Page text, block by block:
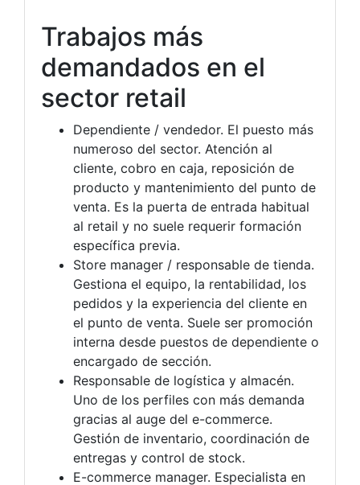
Trabajos más
demandados en el
sector retail
Dependiente / vendedor. El puesto más
numeroso del sector. Atención al
cliente, cobro en caja, reposición de
producto y mantenimiento del punto de
venta. Es la puerta de entrada habitual
al retail y no suele requerir formación
específica previa.
Store manager / responsable de tienda.
Gestiona el equipo, la rentabilidad, los
pedidos y la experiencia del cliente en
el punto de venta. Suele ser promoción
interna desde puestos de dependiente o
encargado de sección.
Responsable de logística y almacén.
Uno de los perfiles con más demanda
gracias al auge del e-commerce.
Gestión de inventario, coordinación de
entregas y control de stock.
E-commerce manager. Especialista en